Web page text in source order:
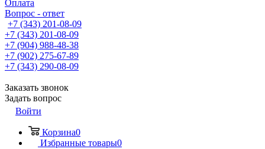
Оплата
Вопрос - ответ
+7 (343) 201-08-09
+7 (343) 201-08-09
+7 (904) 988-48-38
+7 (902) 275-67-89
+7 (343) 290-08-09
Заказать звонок
Задать вопрос
Войти
Корзина0
Избранные товары0